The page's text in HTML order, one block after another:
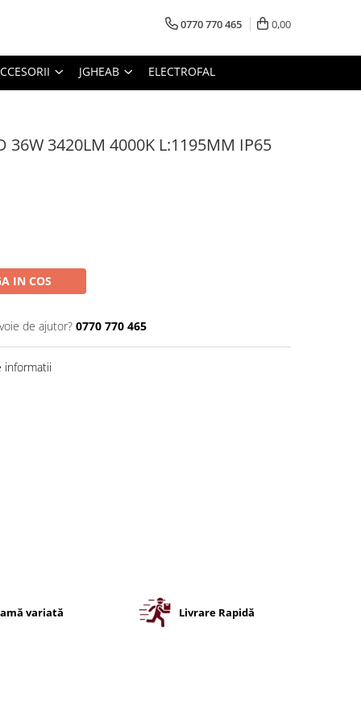
0770 770 465 0,00
JGHEAB ELECTROFAL
3420LM 4000K L:1195MM IP65
IN COS
de ajutor? 0770 770 465
informatii
variată Livrare Rapidă